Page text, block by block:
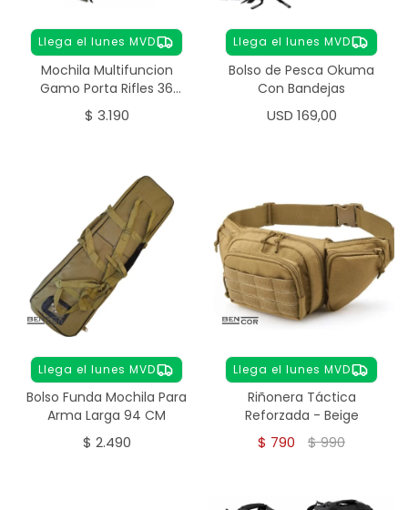
Llega el lunes MVD
Mochila Multifuncion
Gamo Porta Rifles 36
Litros
$ 3.190
Llega el lunes MVD
Bolso de Pesca Okuma
Con Bandejas
USD 169,00
Llega el lunes MVD
Bolso Funda Mochila Para
Arma Larga 94 CM
$ 2.490
Llega el lunes MVD
Riñonera Táctica
Reforzada - Beige
$ 790 $990